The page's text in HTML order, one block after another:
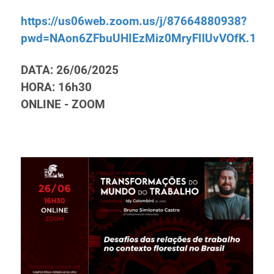
https://us06web.zoom.us/j/87664880938?
pwd=NAon6ZFbuUHIEzMiz0MryFIlUvVOfK.1
DATA: 26/06/2025
HORA: 16h30
ONLINE - ZOOM